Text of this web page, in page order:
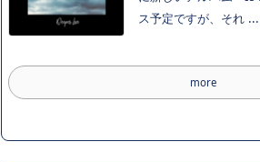
ス予定ですが、それ ...
more